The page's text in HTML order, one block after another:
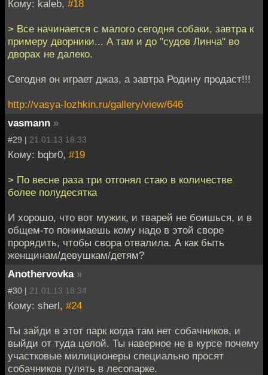
Кому: kaleb, #18
> Все начинается с малого сегодня собаки, завтра к
примеру дворники... А там и до "судов Линча" во
дворах не далеко.
Сегодня он играет джаз, а завтра Родину продаст!!!
http://vasya-lozhkin.ru/gallery/view/646
vasmann »
#29 | 21.01.13 18:33
Кому: bqbr0, #19
> По весне раза три отгонял стаю в количестве
более полудесятка
И хорошо, что вот мужик, и тварей не боишься, и в
общем-то понимаешь кому надо в этой своре
прорядить, чтобы свора отвалила. А как быть
женщинам/девушкам/детям?
Anothervovka »
#30 | 21.01.13 18:34
Кому: sherl, #24
Ты зайди в этот парк когда там нет собачников, и
выйди от туда целой. Ты наверное не в курсе почему
участковые милиционеры специально просят
собачников гулять в лесопарке.